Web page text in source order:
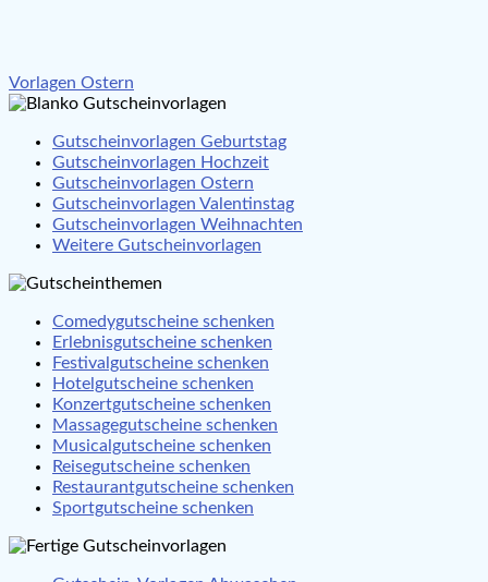
Beitragsnavigation
Vorlagen Ostern
Gutscheinvorlagen Geburtstag
Gutscheinvorlagen Hochzeit
Gutscheinvorlagen Ostern
Gutscheinvorlagen Valentinstag
Gutscheinvorlagen Weihnachten
Weitere Gutscheinvorlagen
Comedygutscheine schenken
Erlebnisgutscheine schenken
Festivalgutscheine schenken
Hotelgutscheine schenken
Konzertgutscheine schenken
Massagegutscheine schenken
Musicalgutscheine schenken
Reisegutscheine schenken
Restaurantgutscheine schenken
Sportgutscheine schenken